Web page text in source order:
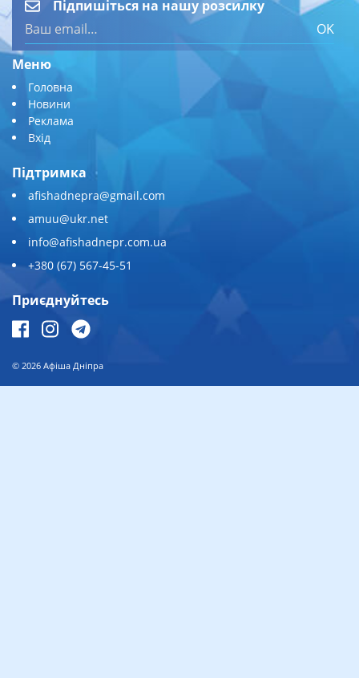
Підпишіться на нашу розсилку
OK
Меню
Головна
Новини
Реклама
Вхід
Підтримка
afishadnepra@gmail.com
amuu@ukr.net
info@afishadnepr.com.ua
+380 (67) 567-45-51
Приєднуйтесь
© 2026 Афіша Дніпра